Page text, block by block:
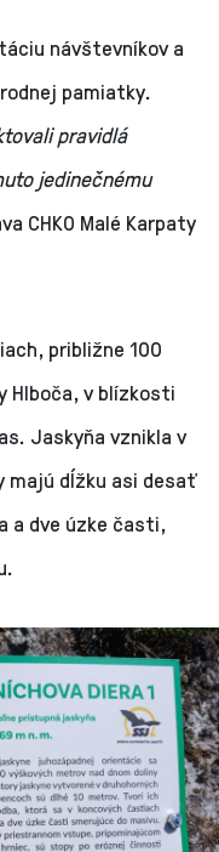
návštevníkov a
pamiatky.
pravidlá
jedinečnému
CHKO Malé Karpaty
približne 100
Hlboča, v blízkosti
Jaskyňa vznikla v
majú dĺžku asi desať
a dve úzke časti,